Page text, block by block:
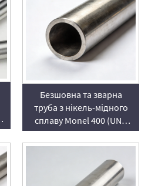
Безшовна та зварна
труба з нікель-мідного
сплаву Monel 400 (UNS
N04400), постачальник